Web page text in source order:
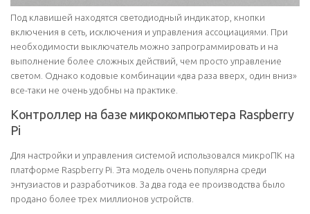
Под клавишей находятся светодиодный индикатор, кнопки
включения в сеть, исключения и управления ассоциациями. При
необходимости выключатель можно запрограммировать и на
выполнение более сложных действий, чем просто управление
светом. Однако кодовые комбинации «два раза вверх, один вниз»
все-таки не очень удобны на практике.
Контроллер на базе микрокомпьютера Raspberry
Pi
Для настройки и управления системой использовался микроПК на
платформе Raspberry Pi. Эта модель очень популярна среди
энтузиастов и разработчиков. За два года ее производства было
продано более трех миллионов устройств.